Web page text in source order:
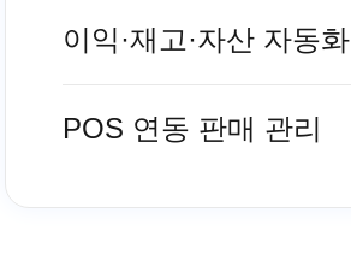
이익·재고·자산 자동화
POS 연동 판매 관리